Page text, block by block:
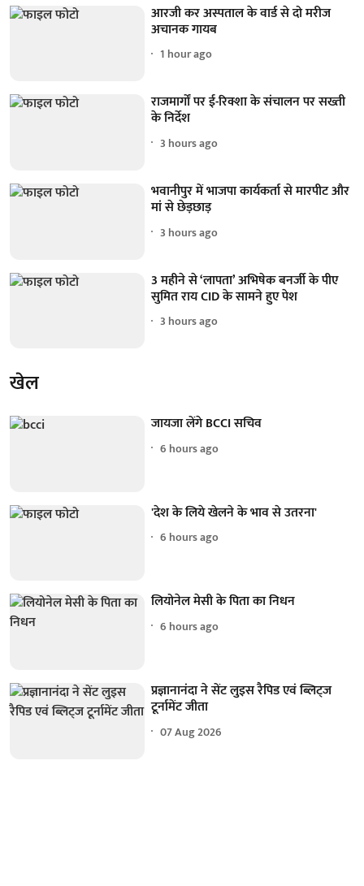
आरजी कर अस्पताल के वार्ड से दो मरीज
अचानक गायब
1 hour ago
राजमार्गों पर ई-रिक्शा के संचालन पर सख्ती
के निर्देश
3 hours ago
भवानीपुर में भाजपा कार्यकर्ता से मारपीट और
मां से छेड़छाड़
3 hours ago
3 महीने से ‘लापता’ अभिषेक बनर्जी के पीए
सुमित राय CID के सामने हुए पेश
3 hours ago
खेल
जायजा लेंगे BCCI सचिव
6 hours ago
'देश के लिये खेलने के भाव से उतरना'
6 hours ago
लियोनेल मेसी के पिता का निधन
6 hours ago
प्रज्ञानानंदा ने सेंट लुइस रैपिड एवं ब्लिट्ज
टूर्नामेंट जीता
07 Aug 2026